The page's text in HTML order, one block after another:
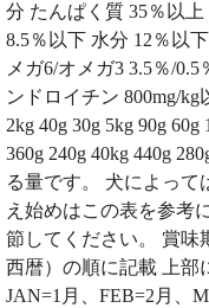
分 たんぱく質 35％以
8.5％以下 水分 12％以
メガ6/オメガ3 3.5％/
ンドロイチン 800mg/
2kg 40g 30g 5kg 90g 60g
360g 240g 40kg 440g
る量です。 犬によって
え始めはこの表を参考
節してください。 賞味
西暦）の順に記載 上部
JAN=1月、FEB=2月、